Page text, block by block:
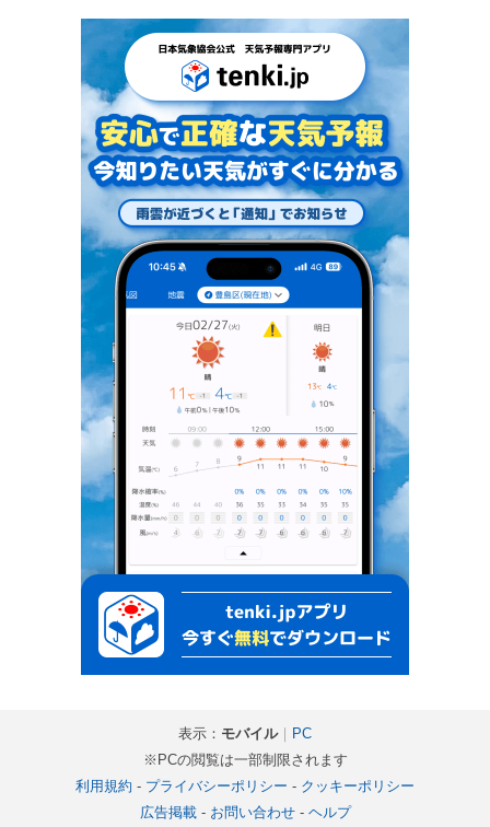
表示： モバイル｜ PC
※PCの閲覧は一部制限されます
利用規約 - プライバシーポリシー - クッキーポリシー
広告掲載- お問い合わせ- ヘルプ